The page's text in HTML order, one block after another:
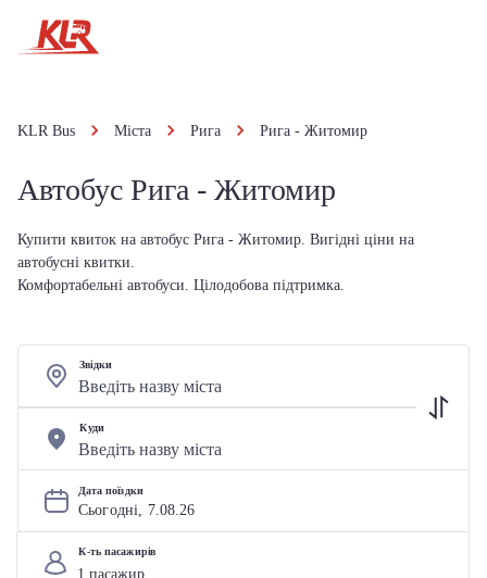
KLR Bus Міста Рига Рига - Житомир
Автобус Рига - Житомир
Купити квиток на автобус Рига - Житомир. Вигідні ціни на
автобусні квитки.
Комфортабельні автобуси. Цілодобова підтримка.
Звідки
Куди
Дата поїздки
Сьогодні, 7.08.26
К-ть пасажирів